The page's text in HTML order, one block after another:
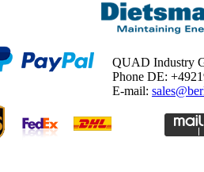
QUAD Industry
Phone DE:
E-mail: